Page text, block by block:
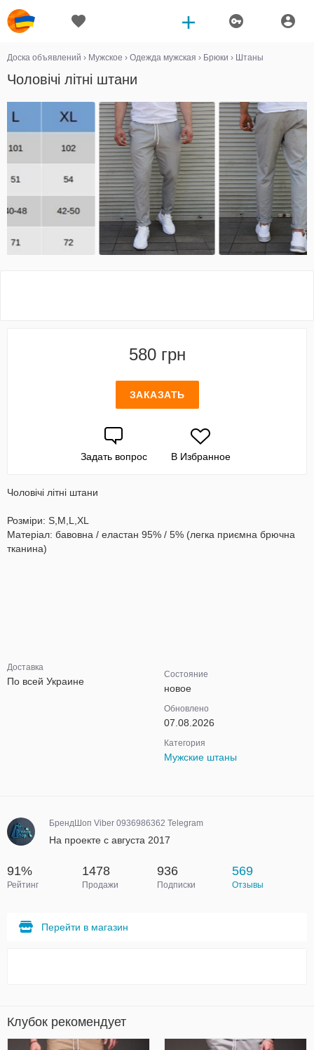
Доска объявлений › Мужское › Одежда мужская › Брюки › Штаны
Чоловічі літні штани
580 грн
ЗАКАЗАТЬ
Задать вопрос В Избранное
Чоловічі літні штани
Розміри: S,M,L,XL
Матеріал: бавовна / еластан 95% / 5% (легка приємна брючна
тканина)
Доставка
По всей Украине
Состояние
новое
Обновлено
07.08.2026
Категория
Мужские штаны
БрендШоп Viber 0936986362 Telegram
На проекте с августа 2017
91%
Рейтинг
1478
Продажи
936
Подписки
569
Отзывы
Перейти в магазин
Клубок рекомендует